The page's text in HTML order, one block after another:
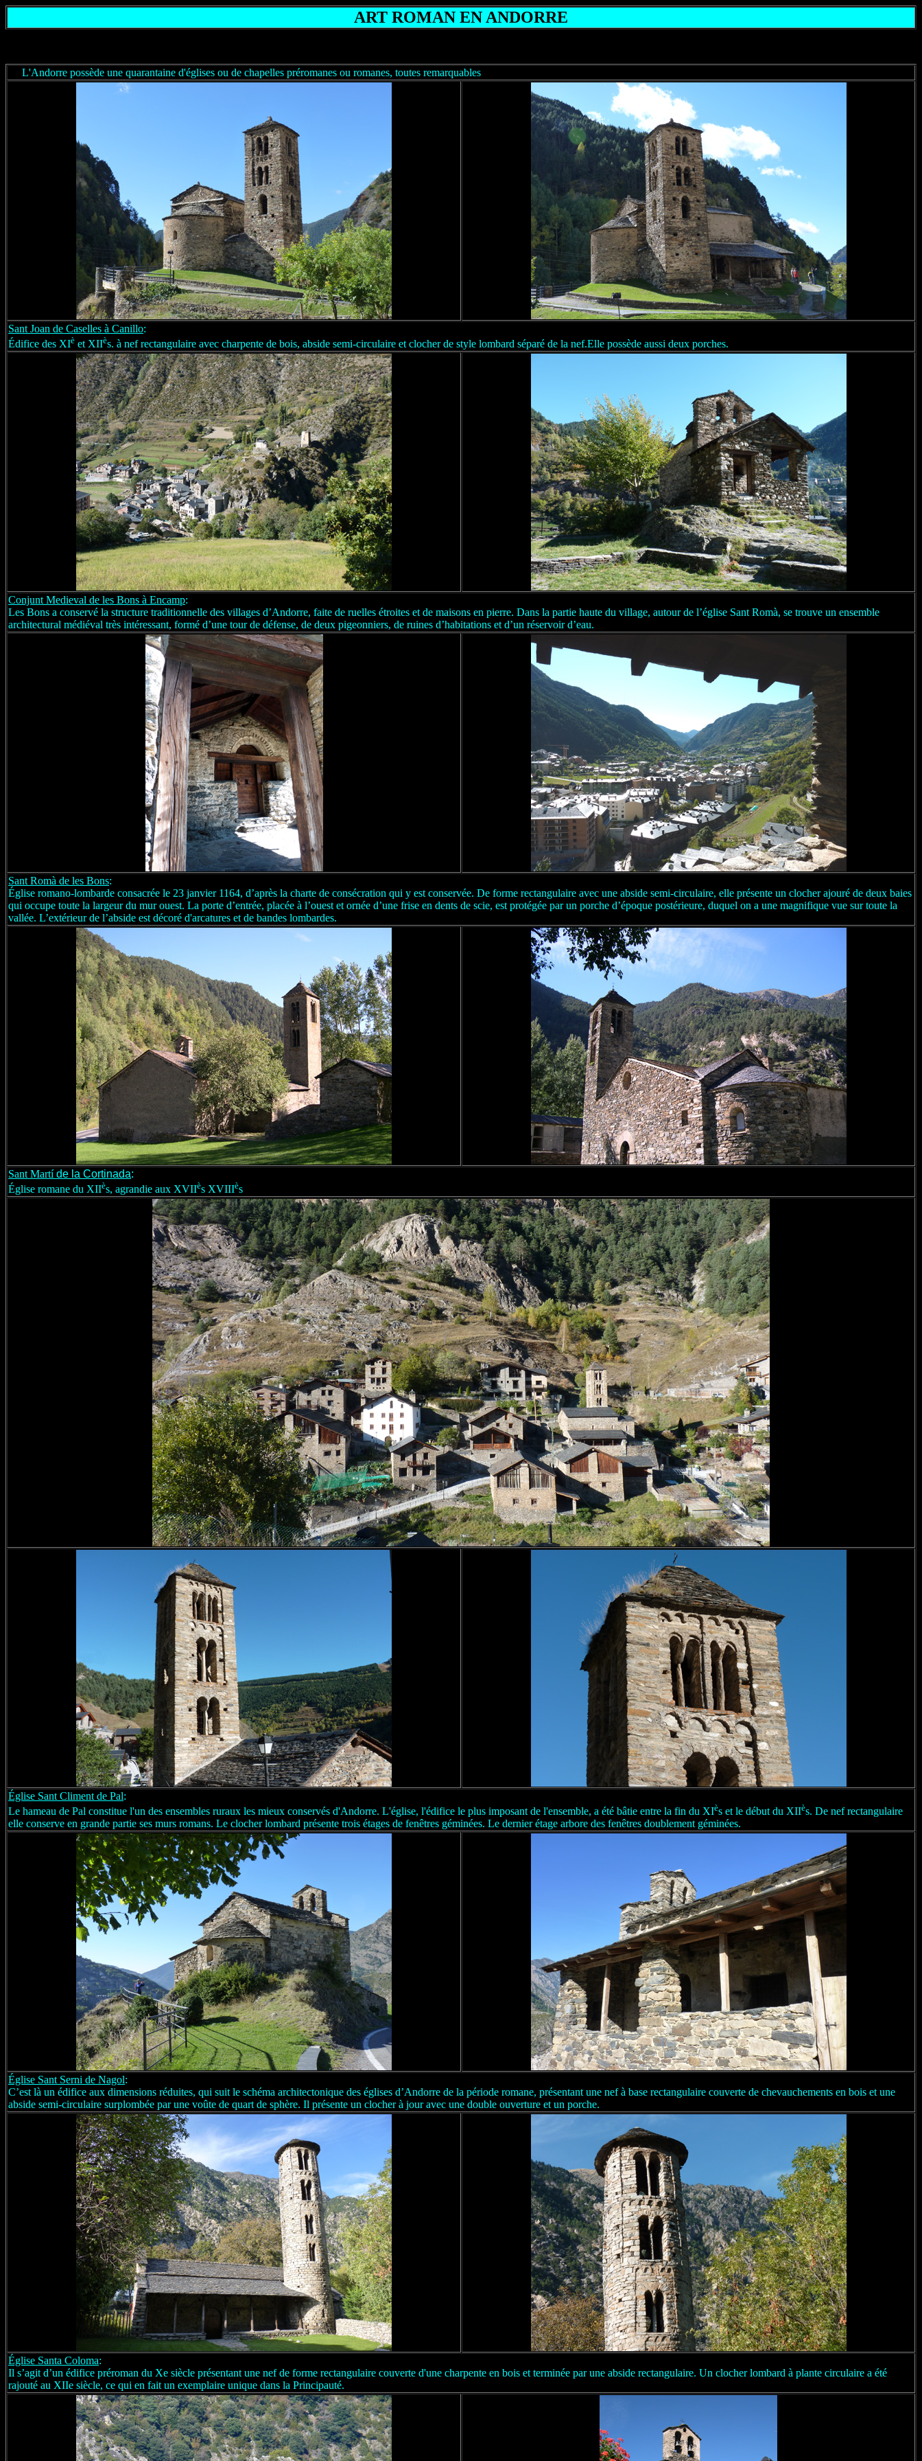
ART ROMAN EN ANDORRE
L'Andorre possède une quarantaine d'églises ou de chapelles préromanes ou romanes, toutes remarquables
Sant Joan de Caselles à Canillo:
Édifice des XIè et XIIès. à nef rectangulaire avec charpente de bois, abside semi-circulaire et clocher de style lombard séparé de la nef.Elle possède aussi deux porches.
Conjunt Medieval de les Bons à Encamp:
Les Bons a conservé la structure traditionnelle des villages d’Andorre, faite de ruelles étroites et de maisons en pierre. Dans la partie haute du village, autour de l’église Sant Romà, se trouve un ensemble
architectural médiéval très intéressant, formé d’une tour de défense, de deux pigeonniers, de ruines d’habitations et d’un réservoir d’eau.
Sant Romà de les Bons:
Église romano-lombarde consacrée le 23 janvier 1164, d’après la charte de consécration qui y est conservée. De forme rectangulaire avec une abside semi-circulaire, elle présente un clocher ajouré de deux baies
qui occupe toute la largeur du mur ouest. La porte d’entrée, placée à l’ouest et ornée d’une frise en dents de scie, est protégée par un porche d’époque postérieure, duquel on a une magnifique vue sur toute la
vallée. L’extérieur de l’abside est décoré d'arcatures et de bandes lombardes.
Sant Martí de la Cortinada:
Église romane du XIIès, agrandie aux XVIIès XVIIIès
Église Sant Climent de Pal:
Le hameau de Pal constitue l'un des ensembles ruraux les mieux conservés d'Andorre. L'église, l'édifice le plus imposant de l'ensemble, a été bâtie entre la fin du XIès et le début du XIIès. De nef rectangulaire
elle conserve en grande partie ses murs romans. Le clocher lombard présente trois étages de fenêtres géminées. Le dernier étage arbore des fenêtres doublement géminées.
Église Sant Serni de Nagol:
C’est là un édifice aux dimensions réduites, qui suit le schéma architectonique des églises d’Andorre de la période romane, présentant une nef à base rectangulaire couverte de chevauchements en bois et une
abside semi-circulaire surplombée par une voûte de quart de sphère. Il présente un clocher à jour avec une double ouverture et un porche.
Église Santa Coloma:
Il s’agit d’un édifice préroman du Xe siècle présentant une nef de forme rectangulaire couverte d'une charpente en bois et terminée par une abside rectangulaire. Un clocher lombard à plante circulaire a été
rajouté au XIIe siècle, ce qui en fait un exemplaire unique dans la Principauté.